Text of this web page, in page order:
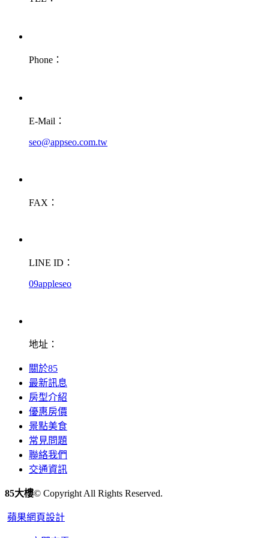
Phone：
E-Mail：
seo@appseo.com.tw
FAX：
LINE ID：
09appleseo
地址：
關於85
最新訊息
房型介紹
優惠房價
景點美食
常見問題
聯絡我們
交通資訊
85大樓© Copyright All Rights Reserved.
蘋果網頁設計